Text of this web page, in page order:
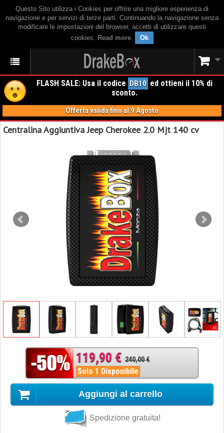
Questo Sito utilizza i Cookies per offrire una migliore esperienza di
navigazione e per servizi di terze parti. Continuando la navigazione senza
modificare le impostazioni del browser, accetti di utilizzare questi
cookies. Read more. Ok
FLASH SALE: Usa il codice DB10 ed ottieni il 10% di
sconto.
Offerta valida fino al 9 Agosto
Centralina Aggiuntiva Jeep Cherokee 2.0 Mjt 140 cv
119,90 € 240,00 €
Solo 1 Disponibile
Aggiungi al carrello
Spedizione gratuita!